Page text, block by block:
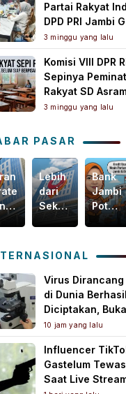
Partai Rakyat
DPD PRI Jambi
Perkenalan
Pererat Soliditas
3 minggu yang lalu
Komisi VIII DPR
Sepinya
Rakyat SD
Masih Butuh
3 minggu yang lalu
PASAR
Lebih
dari
Sekadar
Bisnis,
Intip
Bank
Jambi
Menebar
Kebaikan
untuk
Masyarakat!
Bank
Jambi
Garap
Mesin
Baru
Virus Dirancang
di Dunia Berhasil
Diciptakan,
Pengobatan
Picu
10 jam yang lalu
Influencer
Gastelum
Saat Live